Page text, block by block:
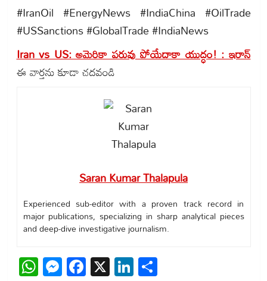
#IranOil #EnergyNews #IndiaChina #OilTrade
#USSanctions #GlobalTrade #IndiaNews
Iran vs US: అమెరికా పరువు పోయేదాకా యుద్ధం! : ఇరాన్
ఈ వార్తను కూడా చదవండి
Saran Kumar Thalapula
Experienced sub-editor with a proven track record in
major publications, specializing in sharp analytical pieces
and deep-dive investigative journalism.
WhatsApp
Messenger
Facebook
X LinkedIn
Share